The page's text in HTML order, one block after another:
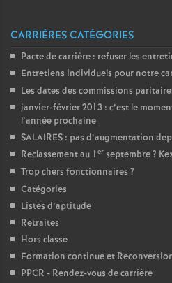
CARRIÈRES CATÉGORIES
Pacte de carrière : refuser les
Entretiens individuels pour notre
Les dates des commissions
janvier-février 2013 : c’est le
l’année prochaine
SALAIRES : pas d’augmentation
Reclassement au 1 er septembre?
Trop chers fonctionnaires ?
Catégories
Listes d’aptitude
Retraites
Hors classe
Formation continue et
PPCR - Rendez-vous de carrière